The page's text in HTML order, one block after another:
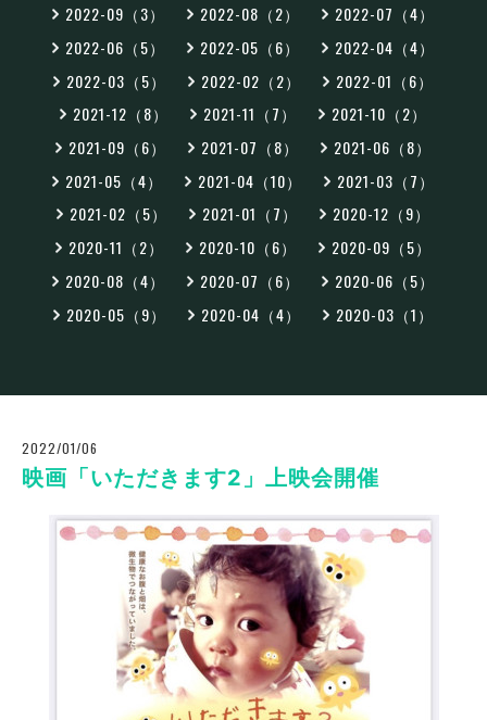
2022-09（3）
2022-08（2）
2022-07（4）
2022-06（5）
2022-05（6）
2022-04（4）
2022-03（5）
2022-02（2）
2022-01（6）
2021-12（8）
2021-11（7）
2021-10（2）
2021-09（6）
2021-07（8）
2021-06（8）
2021-05（4）
2021-04（10）
2021-03（7）
2021-02（5）
2021-01（7）
2020-12（9）
2020-11（2）
2020-10（6）
2020-09（5）
2020-08（4）
2020-07（6）
2020-06（5）
2020-05（9）
2020-04（4） 2020-03（1）
2022/01/06
映画「いただきます2」上映会開催